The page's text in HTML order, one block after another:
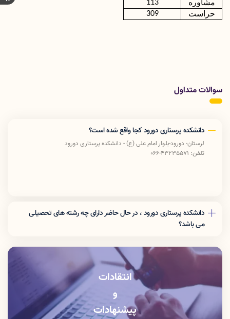
مشاوره 113
حراست 309
سوالات متداول
دانشکده پرستاری دورود کجا واقع شده است؟
لرستان- دورود-بلوار امام علی (ع) - دانشکده پرستاری دورود
تلفن: 43235571-066
دانشکده پرستاری دورود ، در حال حاضر دارای چه رشته های تحصیلی
می باشد؟
کاردانی و کارشناسی پیوسته فوریت های پزشکی و همچنین کارشناسی
ناپیوسته بهداشت عمومی می باشد.
انتقادات
و
پیشنهادات